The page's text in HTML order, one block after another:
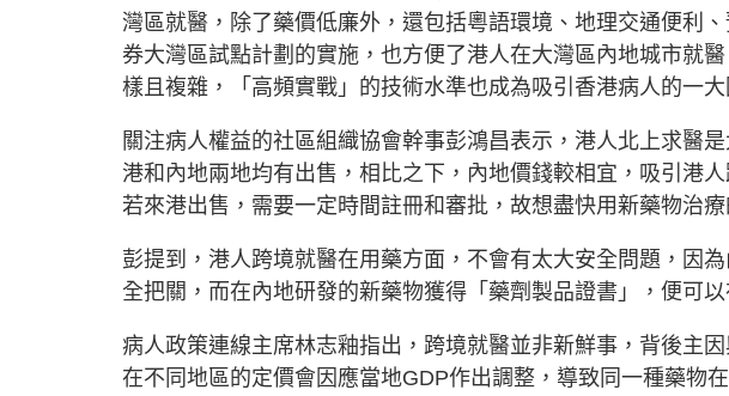
灣區就醫，除了藥價低廉外，還包括粵語環境、地理交通便利
券大灣區試點計劃的實施，也方便了港人在大灣區內地城市就
樣且複雜，「高頻實戰」的技術水準也成為吸引香港病人的一大
關注病人權益的社區組織協會幹事彭鴻昌表示，港人北上求醫
港和內地兩地均有出售，相比之下，內地價錢較相宜，吸引港
若來港出售，需要一定時間註冊和審批，故想盡快用新藥物治
彭提到，港人跨境就醫在用藥方面，不會有太大安全問題，因
全把關，而在內地研發的新藥物獲得「藥劑製品證書」，便可以
病人政策連線主席林志釉指出，跨境就醫並非新鮮事，背後主
在不同地區的定價會因應當地GDP作出調整，導致同一種藥物